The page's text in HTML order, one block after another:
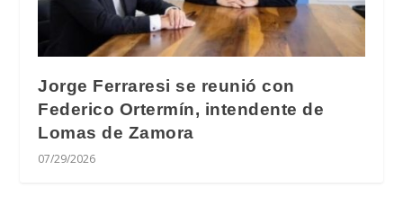
Jorge Ferraresi se reunió con
Federico Ortermín, intendente de
Lomas de Zamora
07/29/2026